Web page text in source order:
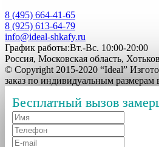
8 (495) 664-41-65
8 (925) 613-64-79
info@ideal-shkafy.ru
График работы:Вт.-Вс. 10:00-20:00
Россия, Московская область,
© Copyright 2015-2020 “Ideal”
заказ по индивидуальным размерам
Бесплатный вызов